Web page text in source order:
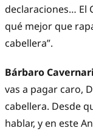
declaraciones… El
qué mejor que
cabellera”.
Bárbaro
vas a pagar caro,
cabellera. Desde
hablar, y en este